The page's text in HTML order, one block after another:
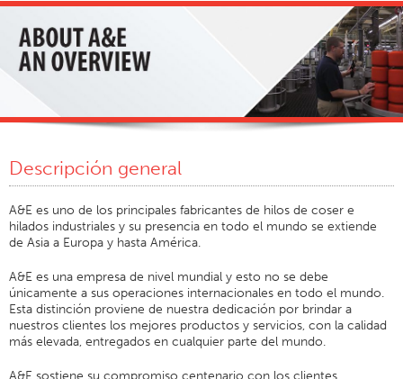
Normas Globales
Descripción General
Ambiente
Código De Conducta
Sucursales En El Mundo
Products Y Marcas
Descripción General
Hilo De Coser Industrial
Descripción general
A&E es uno de los principales fabricantes de hilos de coser e
hilados industriales y su presencia en todo el mundo se extiende
de Asia a Europa y hasta América.
A&E es una empresa de nivel mundial y esto no se debe
únicamente a sus operaciones internacionales en todo el mundo.
Esta distinción proviene de nuestra dedicación por brindar a
nuestros clientes los mejores productos y servicios, con la calidad
más elevada, entregados en cualquier parte del mundo.
A&E sostiene su compromiso centenario con los clientes